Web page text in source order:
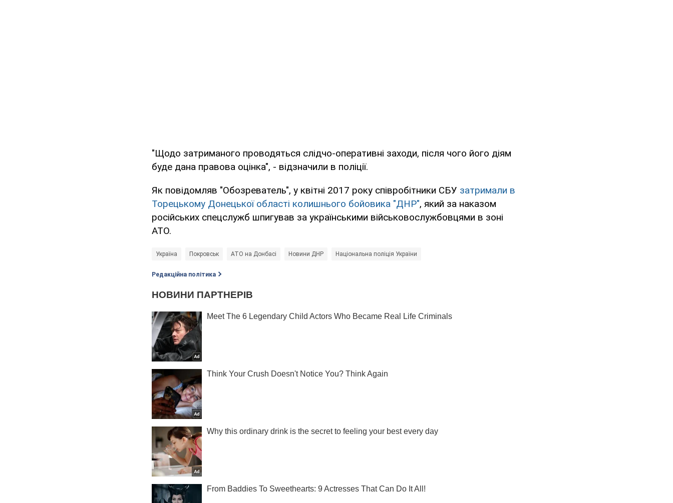
"Щодо затриманого проводяться слідчо-оперативні заходи, після чого його діям
буде дана правова оцінка", - відзначили в поліції.
Як повідомляв "Обозреватель", у квітні 2017 року співробітники СБУ затримали в
Торецькому Донецької області колишнього бойовика "ДНР", який за наказом
російських спецслужб шпигував за українськими військовослужбовцями в зоні
АТО.
Україна Покровськ АТО на Донбасі Новини ДНР Національна поліція України
Редакційна політика